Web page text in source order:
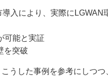
入により、実際に
可能と実証
を突破
うした事例を参考にしつ